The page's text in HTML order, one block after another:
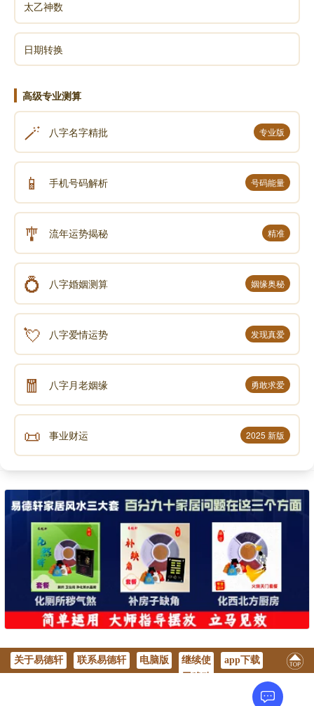
他们做生意。不数年之内，林家不但生意兴隆而且置了
不少田地，也曾数次想为徐良泗娶亲成家，可是皆为他
拒绝不允。
然。再过数年，林登章接到广东的叔父来信，要他回广
东老家，继承祖业，自己生病，无法侍养善后。
他夫妇决定赶回广东省亲承继祖业，这里的财产由徐
良泗全权管理，也不敢明言赠送给他，只说请他代为管
理，他相信不久就会回来的，不然徐又不肯接管。
徐良泗一直盼望林氏夫妇回来，可是他们一直也没有
回来。经过了数年后，来了一封信，表明心意，他们要
继承祖业，再也回不来了。所以一切财产全部奉送，劝
他早日娶亲成家，可是徐良泗并未娶亲成家，而且终身
不娶，他还是仍以代管人自居，为林登章管理财务。后
来徐良泗遗嘱将布街的房屋全部施舍给土地公庙，感谢
在穷苦时多年依住的恩惠。
在他有生之年，每逢初一十五皆去城外地藏庙礼敬地
藏菩萨，感谢菩萨治疾之恩。据说他死后还有六十甲地
为当地政--府所接收。
结论:
徐林二氏，一个施恩不望报，一个定要感恩图报，都
笔者曾为此事，和陈资庆居士，亲往光明路一家私人
医院内，见到徐林二氏的碑位，还有当时那一尊土地公
像，还有当时徐乞儿所依住的土地公庙地点，左右邻人
知道笔者特来寻问此事，都乐意自动告诉我徐林二氏的
过去。
这故事说明地藏菩萨灵异之外，而且阐扬了人性的善
声明：部分内容来于网络，如有侵权，请联系我们删除！以上内容，并
太乙神数
日期转换
高级专业测算
🪄 八字名字精批 专业版
📱 手机号码解析 号码能量
🎐 流年运势揭秘 精准
💍 八字婚姻测算 姻缘奥秘
💘 八字爱情运势 发现真爱
🧧 八字月老姻缘 勇敢求爱
📜 事业财运 2025 新版
关于易德轩 联系易德轩 电脑版
继续使
app下载